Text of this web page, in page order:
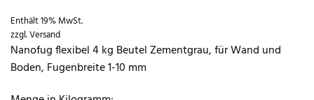
war:
€7,81
Enthält 19% MwSt.
zzgl.Versand
Nanofug flexibel 4 kg Beutel Zementgrau, für Wand und
Boden, Fugenbreite 1-10 mm